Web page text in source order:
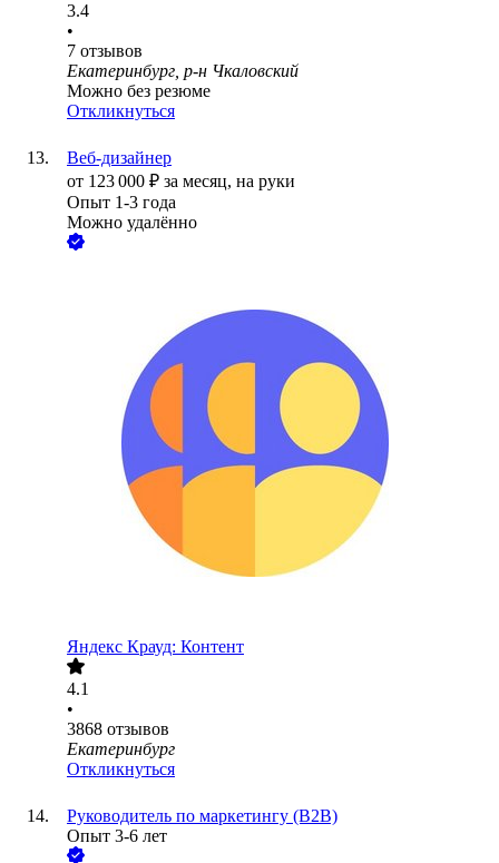
3.4
•
7 отзывов
Екатеринбург, р-н Чкаловский
Можно без резюме
Откликнуться
Веб-дизайнер
от 123 000 ₽ за месяц, на руки
Опыт 1-3 года
Можно удалённо
Яндекс Крауд: Контент
4.1
•
3868 отзывов
Екатеринбург
Откликнуться
Руководитель по маркетингу (В2В)
Опыт 3-6 лет